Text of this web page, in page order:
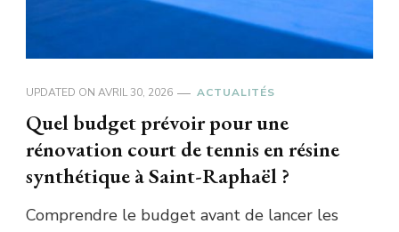
UPDATED ON AVRIL 30, 2026 ACTUALITÉS
Quel budget prévoir pour une
rénovation court de tennis en résine
synthétique à Saint-Raphaël ?
Comprendre le budget avant de lancer les